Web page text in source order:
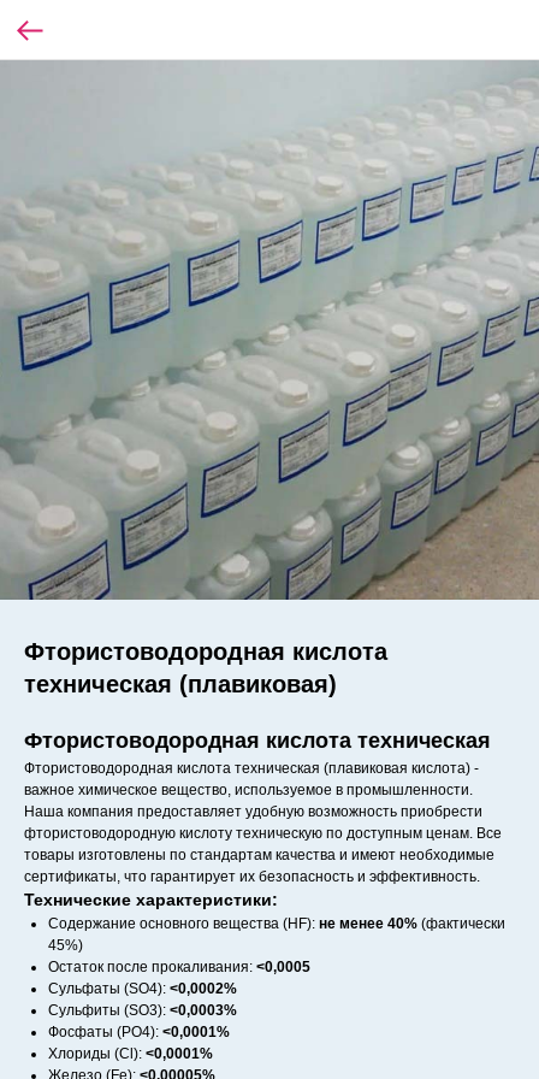
Фтористоводородная кислота
техническая (плавиковая)
Фтористоводородная кислота техническая
Фтористоводородная кислота техническая (плавиковая кислота) -
важное химическое вещество, используемое в промышленности.
Наша компания предоставляет удобную возможность приобрести
фтористоводородную кислоту техническую по доступным ценам. Все
товары изготовлены по стандартам качества и имеют необходимые
сертификаты, что гарантирует их безопасность и эффективность.
Технические характеристики:
Содержание основного вещества (HF): не менее 40% (фактически
45%)
Остаток после прокаливания: <0,0005
Сульфаты (SO4): <0,0002%
Сульфиты (SO3): <0,0003%
Фосфаты (PO4): <0,0001%
Хлориды (Cl): <0,0001%
Железо (Fe): <0,00005%